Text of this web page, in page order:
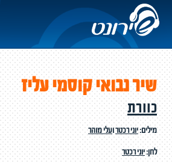
שיר נבואי קוסמי עליז
כוורת
מילים:יוני רכטרועלי מוהר
לחן:יוני רכטר